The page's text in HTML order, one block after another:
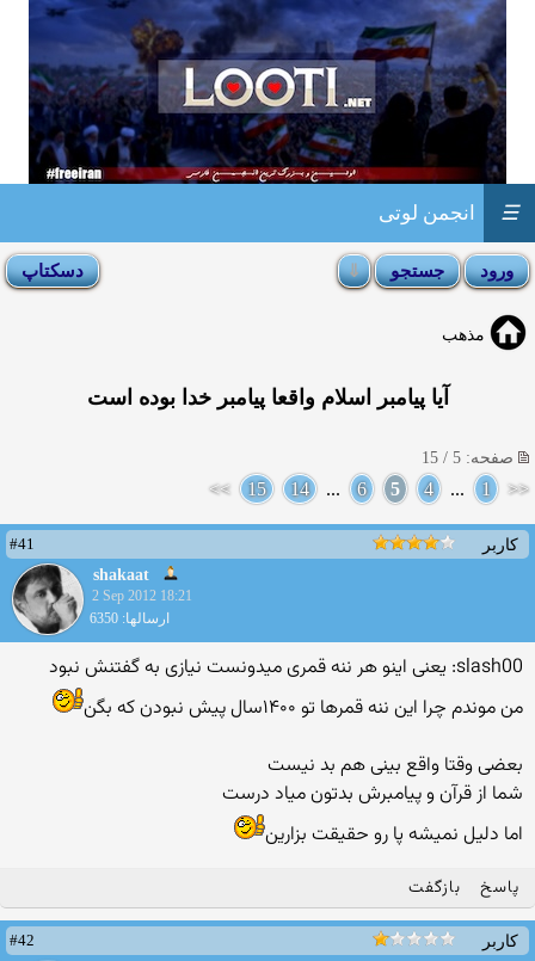
انجمن لوتی ☰
مذهب
آیا پیامبر اسلام واقعا پیامبر خدا بوده است
صفحه: 5 / 15
<<
1
...
4
5
6
...
14
15
>>
کاربر
#41
shakaat
2 Sep 2012 18:21
ارسالها: 6350
slash00: یعنی اینو هر ننه قمری میدونست نیازی به گفتنش نبود
من موندم چرا این ننه قمرها تو ۱۴۰۰سال پیش نبودن که بگن
بعضی وقتا واقع بینی هم بد نیست
شما از قرآن و پیامبرش بدتون میاد درست
اما دلیل نمیشه پا رو حقیقت بزارین
پاسخ بازگفت
کاربر
#42